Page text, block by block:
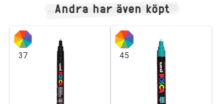
Andra har även köpt
37 45